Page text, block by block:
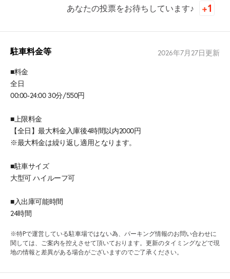
あなたの投票をお待ちしています♪
駐車料金等 2026年7月27日更新
■料金
全日
00:00-24:00 30分/550円
■上限料金
【全日】最大料金入庫後4時間以内2000円
※最大料金は繰り返し適用となります。
■駐車サイズ
大型可 ハイルーフ可
■入出庫可能時間
24時間
※特Pで運営している駐車場ではない為、パーキング情報のお問い合わせに
関しては、ご案内を控えさせて頂いております。更新のタイミングなどで現
地の情報と差異がある場合がございますのでご了承ください。